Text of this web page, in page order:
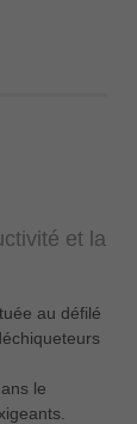
et la
au défilé
le